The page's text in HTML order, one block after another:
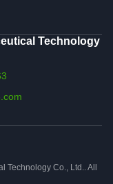
Technology
Technology Co., Ltd.. All